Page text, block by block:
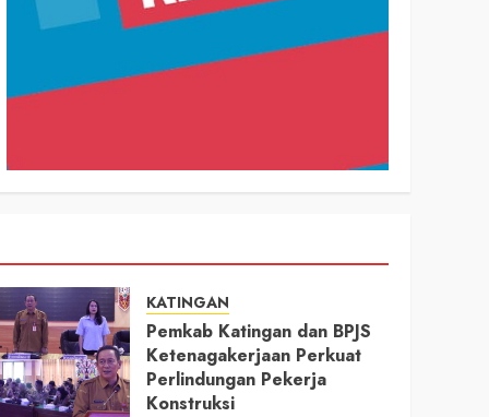
KATINGAN
Pemkab Katingan dan BPJS
Ketenagakerjaan Perkuat
Perlindungan Pekerja
Konstruksi